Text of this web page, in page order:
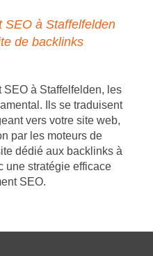
SEO à Staffelfelden
de backlinks
SEO à Staffelfelden, les
Ils se traduisent
vers votre site web,
par les moteurs de
dédié aux backlinks à
une stratégie efficace
SEO.